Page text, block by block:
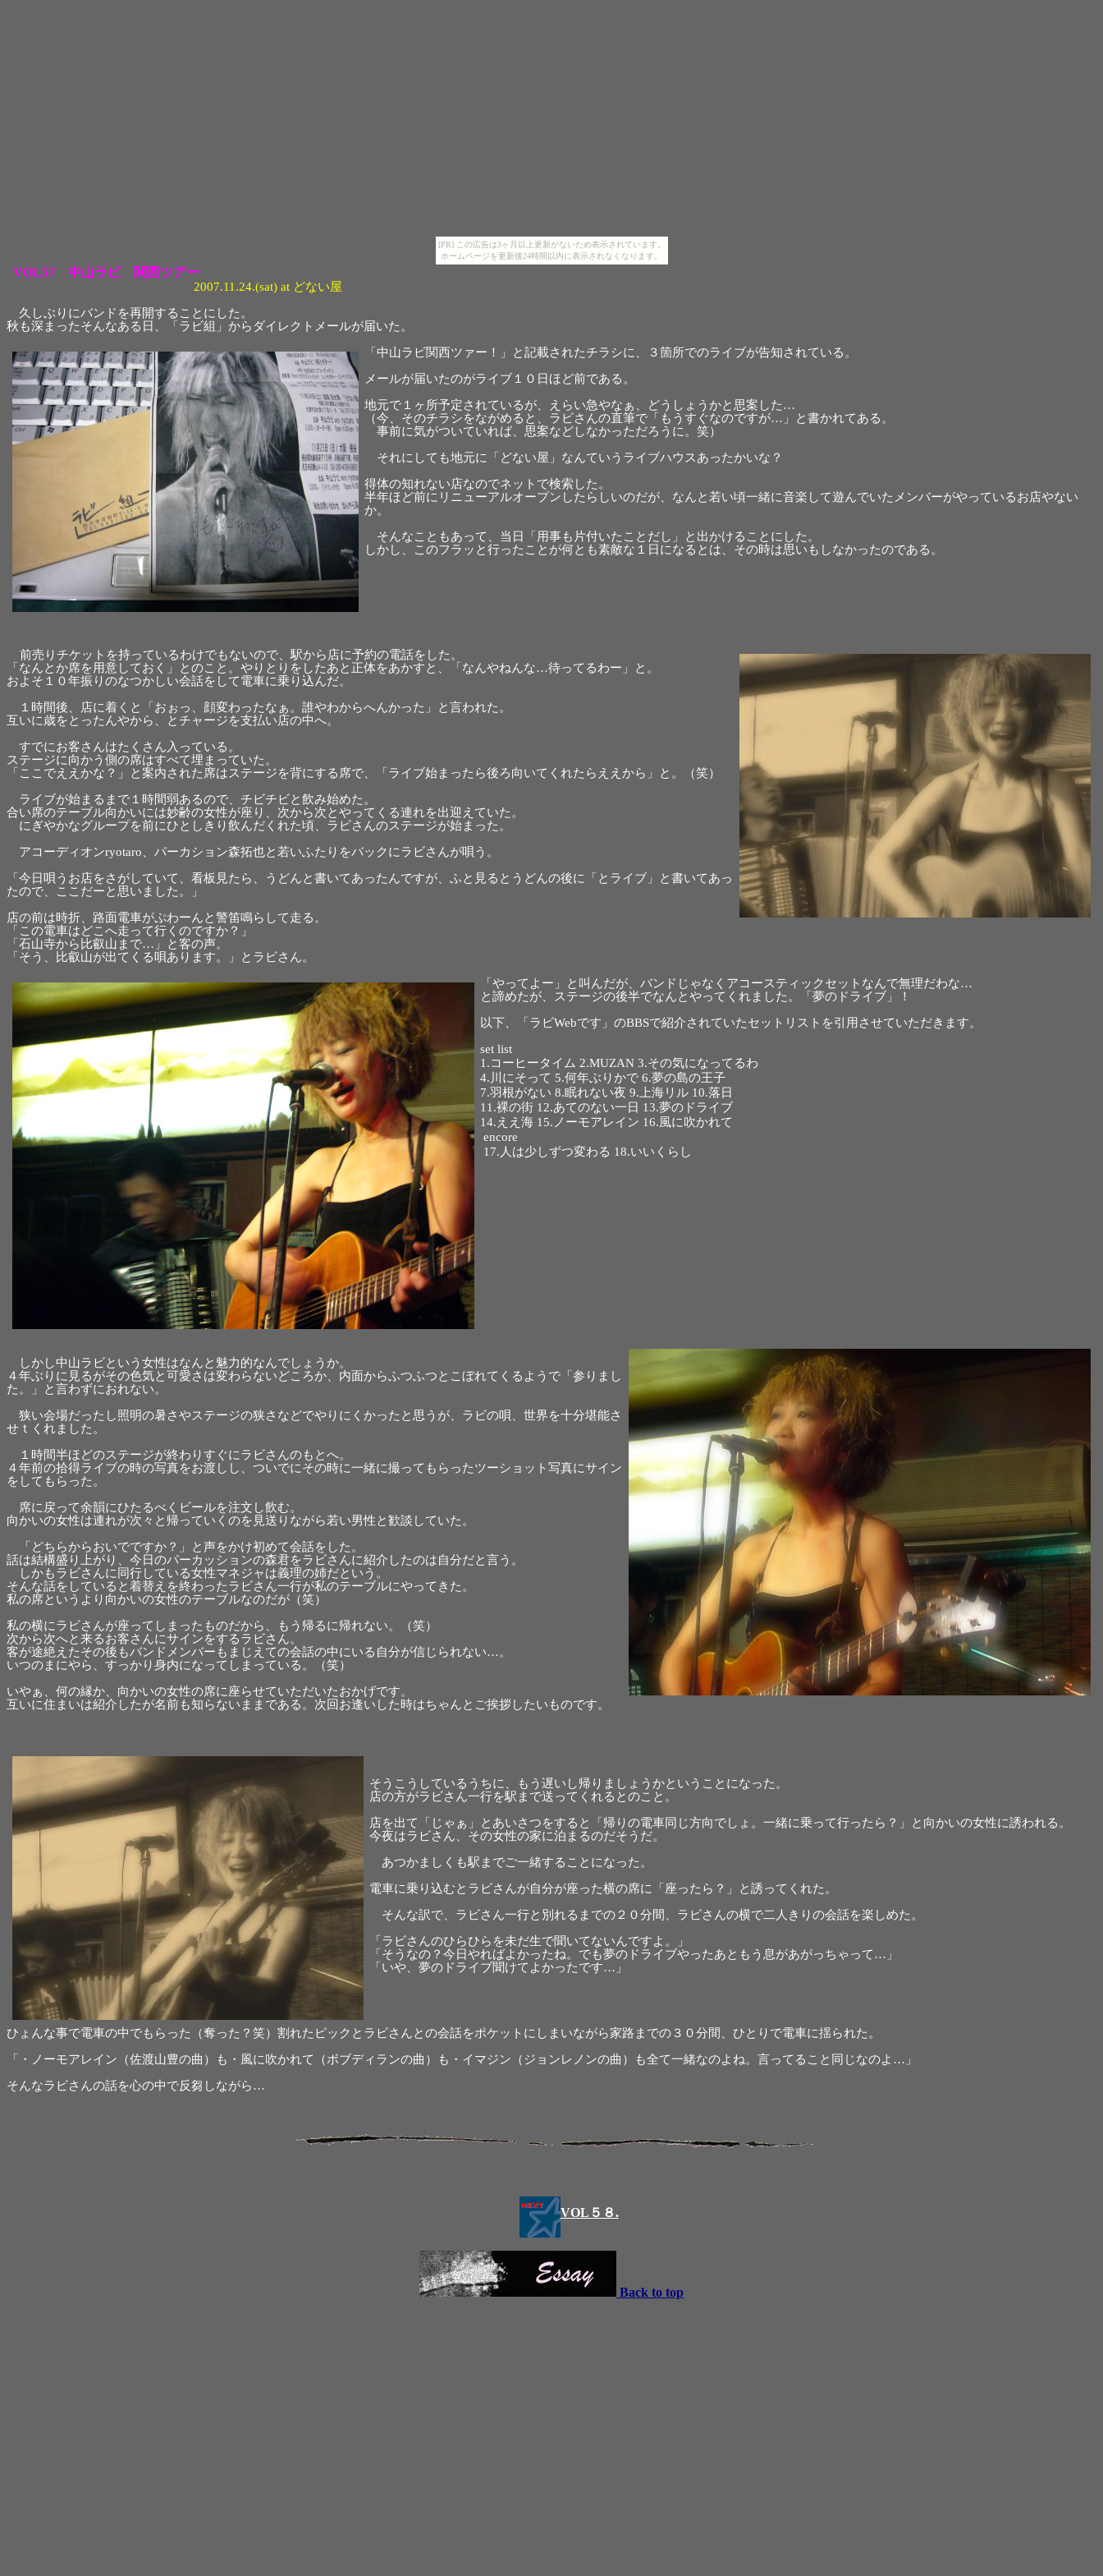
[PR] この広告は3ヶ月以上更新がないため表示されています。
ホームページを更新後24時間以内に表示されなくなります。
VOL57 中山ラビ 関西ツアー
2007.11.24.(sat) at どない屋
久しぶりにバンドを再開することにした。
秋も深まったそんなある日、「ラビ組」からダイレクトメールが届いた。
「中山ラビ関西ツァー！」と記載されたチラシに、３箇所でのライブが告知されている。
メールが届いたのがライブ１０日ほど前である。
地元で１ヶ所予定されているが、えらい急やなぁ、どうしょうかと思案した…
（今、そのチラシをながめると、ラビさんの直筆で「もうすぐなのですが…」と書かれてある。
事前に気がついていれば、思案などしなかっただろうに。笑）
それにしても地元に「どない屋」なんていうライブハウスあったかいな？
得体の知れない店なのでネットで検索した。
半年ほど前にリニューアルオープンしたらしいのだが、なんと若い頃一緒に音楽して遊んでいたメンバーがやっているお店やない
か。
そんなこともあって、当日「用事も片付いたことだし」と出かけることにした。
しかし、このフラッと行ったことが何とも素敵な１日になるとは、その時は思いもしなかったのである。
前売りチケットを持っているわけでもないので、駅から店に予約の電話をした。
「なんとか席を用意しておく」とのこと。やりとりをしたあと正体をあかすと、「なんやねんな…待ってるわー」と。
およそ１０年振りのなつかしい会話をして電車に乗り込んだ。
１時間後、店に着くと「おぉっ、顔変わったなぁ。誰やわからへんかった」と言われた。
互いに歳をとったんやから、とチャージを支払い店の中へ。
すでにお客さんはたくさん入っている。
ステージに向かう側の席はすべて埋まっていた。
「ここでええかな？」と案内された席はステージを背にする席で、「ライブ始まったら後ろ向いてくれたらええから」と。（笑）
ライブが始まるまで１時間弱あるので、チビチビと飲み始めた。
合い席のテーブル向かいには妙齢の女性が座り、次から次とやってくる連れを出迎えていた。
にぎやかなグループを前にひとしきり飲んだくれた頃、ラビさんのステージが始まった。
アコーディオンryotaro、パーカション森拓也と若いふたりをバックにラビさんが唄う。
「今日唄うお店をさがしていて、看板見たら、うどんと書いてあったんですが、ふと見るとうどんの後に「とライブ」と書いてあっ
たので、ここだーと思いました。」
店の前は時折、路面電車がぷわーんと警笛鳴らして走る。
「この電車はどこへ走って行くのですか？」
「石山寺から比叡山まで…」と客の声。
「そう、比叡山が出てくる唄あります。」とラビさん。
「やってよー」と叫んだが、バンドじゃなくアコースティックセットなんで無理だわな…
と諦めたが、ステージの後半でなんとやってくれました。「夢のドライブ」！
以下、「ラビWebです」のBBSで紹介されていたセットリストを引用させていただきます。
set list
1.コーヒータイム 2.MUZAN 3.その気になってるわ
4.川にそって 5.何年ぶりかで 6.夢の島の王子
7.羽根がない 8.眠れない夜 9.上海リル 10.落日
11.裸の街 12.あてのない一日 13.夢のドライブ
14.ええ海 15.ノーモアレイン 16.風に吹かれて
encore
17.人は少しずつ変わる 18.いいくらし
しかし中山ラビという女性はなんと魅力的なんでしょうか。
４年ぶりに見るがその色気と可愛さは変わらないどころか、内面からふつふつとこぼれてくるようで「参りまし
た。」と言わずにおれない。
狭い会場だったし照明の暑さやステージの狭さなどでやりにくかったと思うが、ラビの唄、世界を十分堪能さ
せｔくれました。
１時間半ほどのステージが終わりすぐにラビさんのもとへ。
４年前の拾得ライブの時の写真をお渡しし、ついでにその時に一緒に撮ってもらったツーショット写真にサイン
をしてもらった。
席に戻って余韻にひたるべくビールを注文し飲む。
向かいの女性は連れが次々と帰っていくのを見送りながら若い男性と歓談していた。
「どちらからおいでですか？」と声をかけ初めて会話をした。
話は結構盛り上がり、今日のパーカッションの森君をラビさんに紹介したのは自分だと言う。
しかもラビさんに同行している女性マネジャは義理の姉だという。
そんな話をしていると着替えを終わったラビさん一行が私のテーブルにやってきた。
私の席というより向かいの女性のテーブルなのだが（笑）
私の横にラビさんが座ってしまったものだから、もう帰るに帰れない。（笑）
次から次へと来るお客さんにサインをするラビさん。
客が途絶えたその後もバンドメンバーもまじえての会話の中にいる自分が信じられない…。
いつのまにやら、すっかり身内になってしまっている。（笑）
いやぁ、何の縁か、向かいの女性の席に座らせていただいたおかげです。
互いに住まいは紹介したが名前も知らないままである。次回お逢いした時はちゃんとご挨拶したいものです。
そうこうしているうちに、もう遅いし帰りましょうかということになった。
店の方がラビさん一行を駅まで送ってくれるとのこと。
店を出て「じゃぁ」とあいさつをすると「帰りの電車同じ方向でしょ。一緒に乗って行ったら？」と向かいの女性に誘われる。
今夜はラビさん、その女性の家に泊まるのだそうだ。
あつかましくも駅までご一緒することになった。
電車に乗り込むとラビさんが自分が座った横の席に「座ったら？」と誘ってくれた。
そんな訳で、ラビさん一行と別れるまでの２０分間、ラビさんの横で二人きりの会話を楽しめた。
「ラビさんのひらひらを未だ生で聞いてないんですよ。」
「そうなの？今日やればよかったね。でも夢のドライブやったあともう息があがっちゃって…」
「いや、夢のドライブ聞けてよかったです…」
ひょんな事で電車の中でもらった（奪った？笑）割れたピックとラビさんとの会話をポケットにしまいながら家路までの３０分間、ひとりで電車に揺られた。
「・ノーモアレイン（佐渡山豊の曲）も・風に吹かれて（ボブディランの曲）も・イマジン（ジョンレノンの曲）も全て一緒なのよね。言ってること同じなのよ…」
そんなラビさんの話を心の中で反芻しながら…
VOL５８.
Back to top